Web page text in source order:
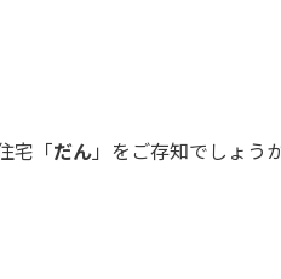
宅「だん」をご存知でしょう